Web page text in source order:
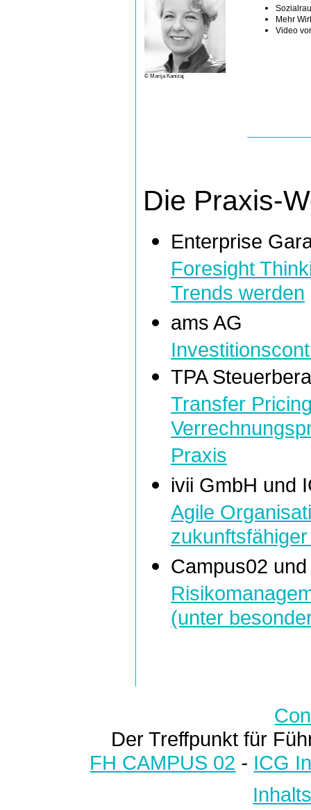
© Marija Kanizaj
Mehr
Video
Die Praxis-
Enterprise
Foresight
Trends werden
ams AG
TPA
Transfer
Praxis
ivii GmbH und
Agile
Campus02
(unter
Der Treffpunkt für
FH CAMPUS 02 - ICG